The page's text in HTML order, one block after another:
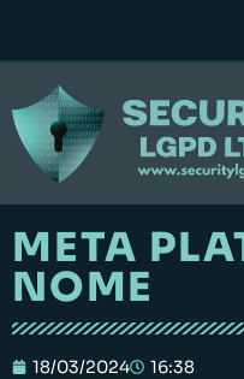
META
NOME
18/03/2024 16:38